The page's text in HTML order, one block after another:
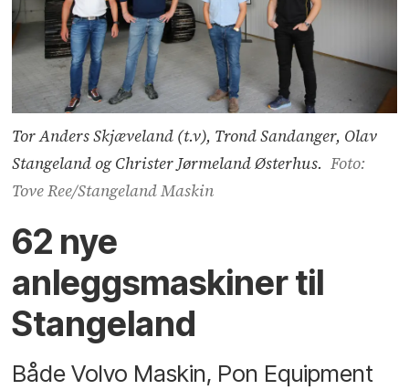
Tor Anders Skjæveland (t.v), Trond Sandanger, Olav
Stangeland og Christer Jørmeland Østerhus. Foto:
Tove Ree/Stangeland Maskin
62 nye
anleggsmaskiner til
Stangeland
Både Volvo Maskin, Pon Equipment